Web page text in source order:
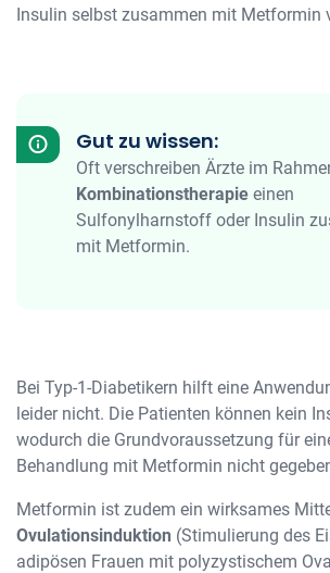
Insulin selbst zusammen mit Metformin
Gut zu wissen:
Oft verschreiben Ärzte im
Kombinationstherapie einen
Sulfonylharnstoff oder Insulin
mit Metformin.
Bei Typ-1-Diabetikern hilft eine
leider nicht. Die Patienten können kein
wodurch die Grundvoraussetzung für
Behandlung mit Metformin nicht
Metformin ist zudem ein wirksames
Ovulationsinduktion (Stimulierung des
adipösen Frauen mit polyzystischem